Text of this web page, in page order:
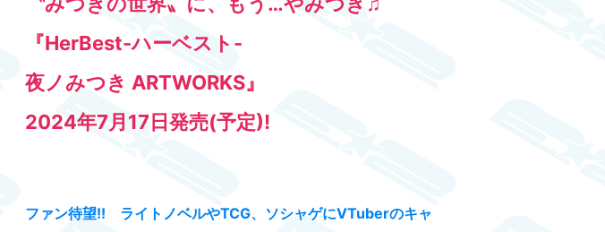
『HerBest-ハーベスト-
夜ノみつき ARTWORKS』
2024年7月17日発売(予定)!
ファン待望!! ライトノベルやTCG、ソシャゲにVTuberのキャ